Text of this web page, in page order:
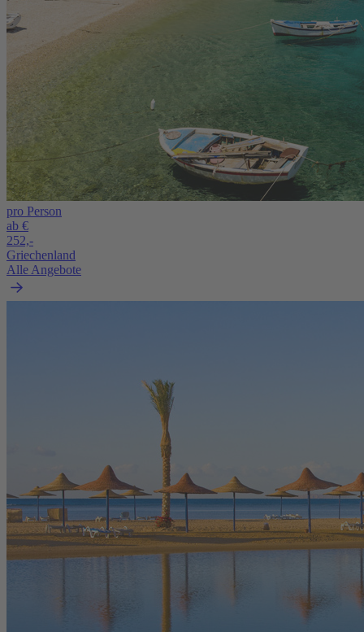
pro Person
ab €
252,-
Griechenland
Alle Angebote